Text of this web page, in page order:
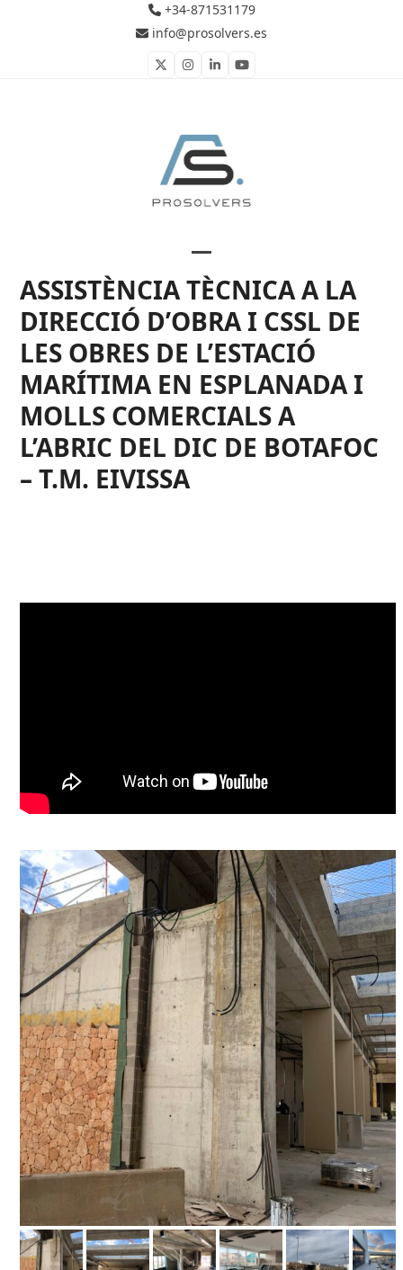
+34-871531179
info@prosolvers.es
TwitterInstagram
LinkedInYouTube
Open
mobile
menu
Close
mobile
menu
ASSISTÈNCIA TÈCNICA A LA
DIRECCIÓ D’OBRA I CSSL DE
LES OBRES DE L’ESTACIÓ
MARÍTIMA EN ESPLANADA I
MOLLS COMERCIALS A
L’ABRIC DEL DIC DE BOTAFOC
– T.M. EIVISSA